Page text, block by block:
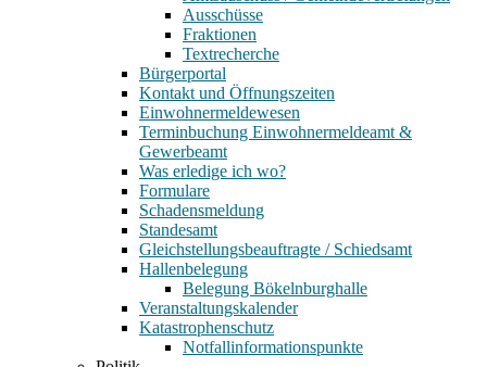
Ausschüsse
Fraktionen
Textrecherche
Bürgerportal
Kontakt und Öffnungszeiten
Einwohnermeldewesen
Terminbuchung Einwohnermeldeamt &
Gewerbeamt
Was erledige ich wo?
Formulare
Schadensmeldung
Standesamt
Gleichstellungsbeauftragte / Schiedsamt
Hallenbelegung
Belegung Bökelnburghalle
Veranstaltungskalender
Katastrophenschutz
Notfallinformationspunkte